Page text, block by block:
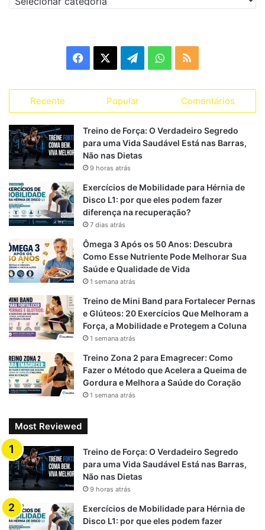
para
emagrecime
Baixo
Flexitarianismo e Atividade Física:
Combinação Imbatível
Se você treina pesado, corre, pedala ou faz musculação, o
flexitarianismo pode ser seu grande aliado. Ele garante:
Proteína de origem vegetal(feijão, lentilha, grão-de-
bico, soja)
Micronutrientes essenciaispara o metabolismo e o
rendimento esportivo
Energia limpacom carboidratos de boa qualidade
(batata-doce, arroz integral, aveia)
Gorduras boas(abacate, azeite de oliva, castanhas)
E ainda permite incluirovos, peixe, frango ou carne
necessidades específicas sem comprometer os
resultados.
Como Começar o Flexitarianismo?
Passo a Passo Simples
Facebook TelegramWhatsApp
RSS
Recente Popular Comentários
Treino de Força: O Verdadeiro Segredo
para uma Vida Saudável Está nas Barras,
Não nas Dietas
9 horas atrás
Exercícios de Mobilidade para Hérnia de
Disco L1: por que eles podem fazer
diferença na recuperação?
7 dias atrás
Ômega 3 Após os 50 Anos: Descubra
Como Esse Nutriente Pode Melhorar Sua
Saúde e Qualidade de Vida
1 semana atrás
Treino de Mini Band para Fortalecer Pernas
e Glúteos: 20 Exercícios Que Melhoram a
Força, a Mobilidade e Protegem a Coluna
1 semana atrás
Treino Zona 2 para Emagrecer: Como
Fazer o Método que Acelera a Queima de
Gordura e Melhora a Saúde do Coração
1 semana atrás
Most Reviewed
Treino de Força: O Verdadeiro Segredo
para uma Vida Saudável Está nas Barras,
Não nas Dietas
9 horas atrás
Exercícios de Mobilidade para Hérnia de
Disco L1: por que eles podem fazer